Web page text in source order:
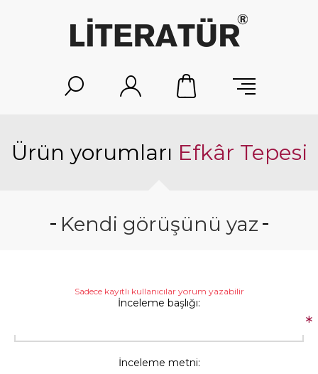
Ürün yorumları Efkâr Tepesi
Kendi görüşünü yaz
Sadece kayıtlı kullanıcılar yorum yazabilir
İnceleme başlığı:
*
İnceleme metni: